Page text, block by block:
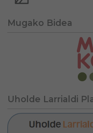
Mugako Bidea
Uholde Larrialdi